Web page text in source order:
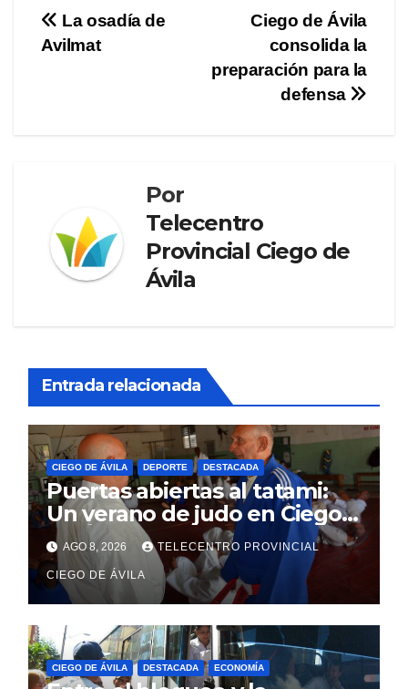
Navegación
Ciego de Ávila
consolida la
preparación para la
defensa
La osadía de
Avilmat
Por
Telecentro
Provincial Ciego de
Ávila
Entrada relacionada
CIEGO DE ÁVILA DEPORTE DESTACADA
Puertas abiertas al tatami:
Un verano de judo en Ciego
de Ávila
AGO 8, 2026 TELECENTRO PROVINCIAL
CIEGO DE ÁVILA
CIEGO DE ÁVILA DESTACADA ECONOMÍA